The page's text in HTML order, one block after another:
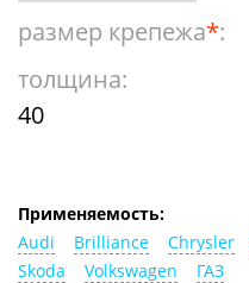
размер крепежа*:
толщина:
40
Применяемость:
Audi
Brilliance Chrysler
Skoda
Volkswagen ГАЗ